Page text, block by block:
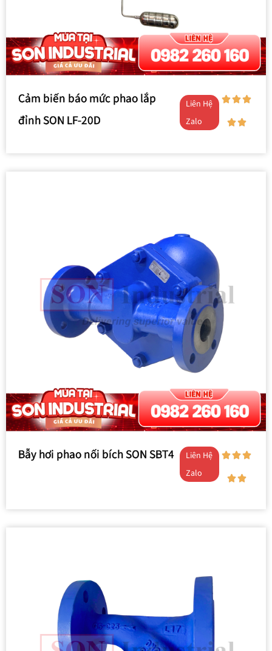
Cảm biến báo mức phao lắp
đỉnh SON LF-20D
Liên Hệ
Zalo
Bẫy hơi phao nối bích SON SBT4
Liên Hệ
Zalo